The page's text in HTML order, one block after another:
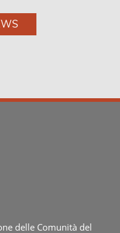
delle Comunità del